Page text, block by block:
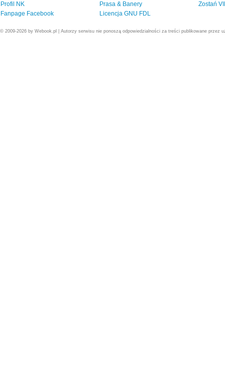
Profil NK
Fanpage Facebook
Prasa & Banery
Licencja GNU FDL
Zostań
© 2009-2026 by Webook.pl | Autorzy serwisu nie ponoszą odpowiedzialności za treści publikowane przez